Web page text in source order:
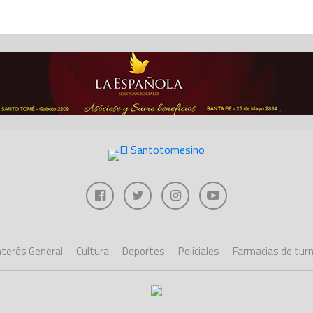
General Cultura Deportes Policiales Farmacias de